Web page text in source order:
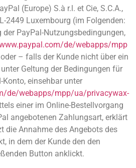
(Europe) S.à r.l. et Cie, S.C.A.,
2449 Luxembourg (im Folgenden:
der PayPal-Nutzungsbedingungen,
/de/webapps/mpp
oder – falls der Kunde nicht über ein
Geltung der Bedingungen für
einsehbar unter
/de/webapps/mpp/ua/privacywax-
einer im Online-Bestellvorgang
angebotenen Zahlungsart, erklärt
die Annahme des Angebots des
in dem der Kunde den den
Button anklickt.